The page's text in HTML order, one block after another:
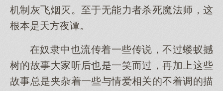
机制灰飞烟灭。至于无能力者杀死魔法师，这
根本是天方夜谭。
在奴隶中也流传着一些传说，不过蝼蚁撼
树的故事大家听后也是一笑而过，再加上这些
故事总是夹杂着一些与情爱相关的不着调的描